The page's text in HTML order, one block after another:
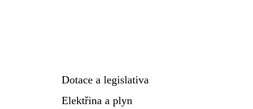
Dotace a legislativa
Elektřina a plyn